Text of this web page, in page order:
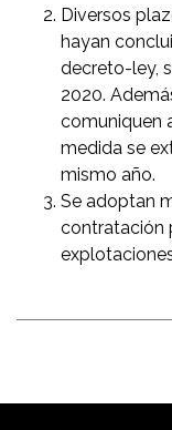
Diversos
hayan
decreto-ley,
2020.
comuniquen
medida se
mismo año.
Se adoptan
contratación